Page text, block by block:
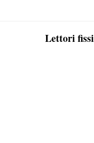
Lettori fissi